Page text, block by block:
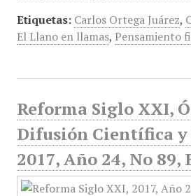
Etiquetas: Carlos Ortega Juárez,
El Llano en llamas, Pensamiento
Reforma Siglo XXI,
Difusión Científica
2017, Año 24, No